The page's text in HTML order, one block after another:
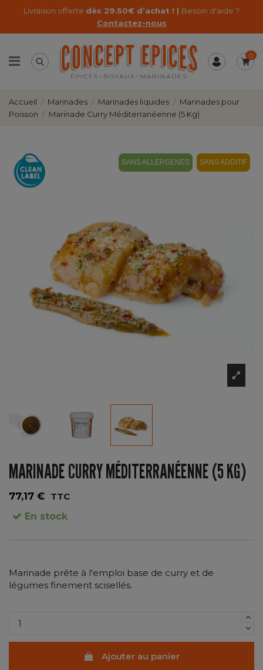
Livraison offerte dès 29.50€ d’achat ! | Besoin d'aide ?
Contactez-nous
0
Accueil Marinades Marinades liquides
Marinades pour
Poisson
Marinade Curry Méditerranéenne (5 Kg)
SANS ALLERGENES SANS ADDITIF
MARINADE CURRY MÉDITERRANÉENNE (5 KG)
77,17 € TTC
En stock
Marinade prête à l'emploi base de curry et de
légumes finement scisellés.
Ajouter au panier